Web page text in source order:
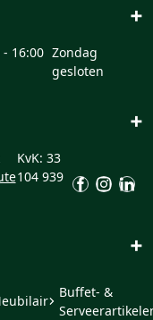
+
16:00 Zondag
gesloten
+
KvK: 33
104 939
+
Buffet- &